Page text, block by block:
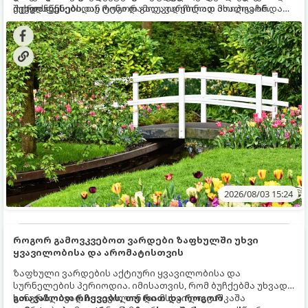
ქვედა ფენებიდან ტენი დამოუკიდებლად მოიპოვონ.
შეხვდნენ.
ოქროს წესებს, თუ როგორ გადავარჩინოთ ახალგაზრდა
ხეები ზაფხულის სიცხეში:
2026/08/03 15:24
როგორ გამოვკვებოთ ვარდები ზაფხულში უხვი
ყვავილობისა და არომატისთვის
ზაფხული ვარდების აქტიური ყვავილობისა და
სურნელების პერიოდია. იმისათვის, რომ ბუჩქებმა უხვად,
ხანგრძლივად იყვავილონ და მსხვილი, კაშკაშა
გთავაზობთ რჩევებს, თუ რით და როგორ